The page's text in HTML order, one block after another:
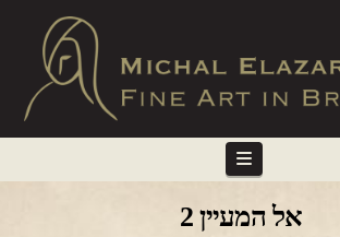
Navigation
אל המעיין 2